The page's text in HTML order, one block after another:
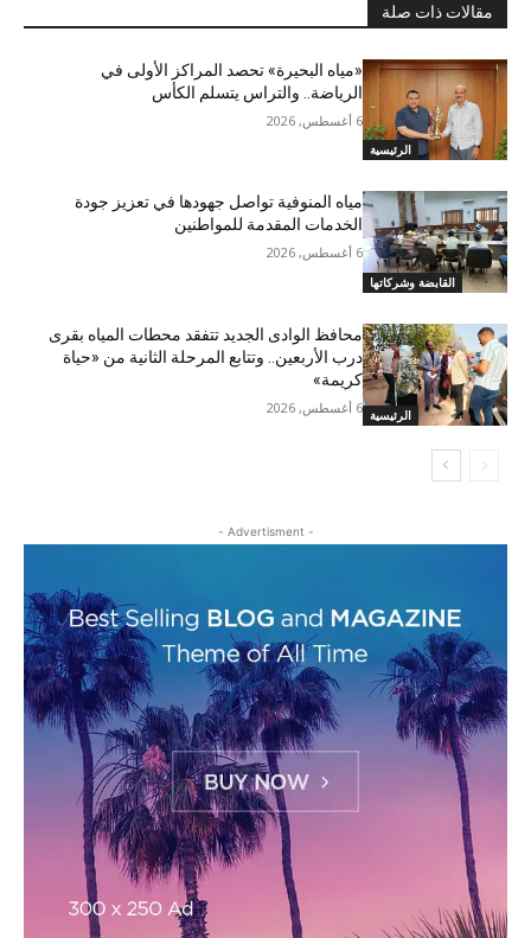
مقالات ذات صلة
الرئيسية
«مياه البحيرة» تحصد المراكز الأولى في
الرياضة.. والتراس يتسلم الكأس
6 أغسطس, 2026
القابضة وشركاتها
مياه المنوفية تواصل جهودها في تعزيز جودة
الخدمات المقدمة للمواطنين
6 أغسطس, 2026
الرئيسية
محافظ الوادى الجديد تتفقد محطات المياه بقرى
درب الأربعين.. وتتابع المرحلة الثانية من «حياة
كريمة»
6 أغسطس, 2026
- Advertisment -